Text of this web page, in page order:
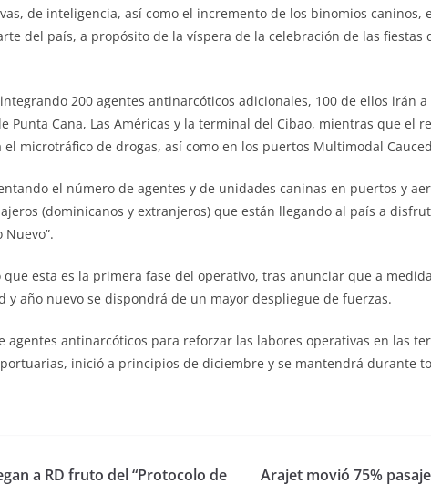
de inteligencia, así como el incremento de los binomios caninos,
del país, a propósito de la víspera de la celebración de las fiestas
200 agentes antinarcóticos adicionales, 100 de ellos irán
Punta Cana, Las Américas y la terminal del Cibao, mientras que el
microtráfico de drogas, así como en los puertos Multimodal
el número de agentes y de unidades caninas en puertos y
(dominicanos y extranjeros) que están llegando al país a
que esta es la primera fase del operativo, tras anunciar que a
y año nuevo se dispondrá de un mayor despliegue de fuerzas.
agentes antinarcóticos para reforzar las labores operativas en las
inició a principios de diciembre y se mantendrá durante
a RD fruto del “Protocolo de
Arajet movió 75%